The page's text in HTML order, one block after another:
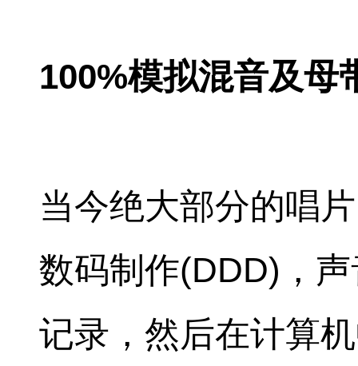
100%模拟混音及母
当今绝大部分的唱
数码制作(DDD)，
记录，然后在计算